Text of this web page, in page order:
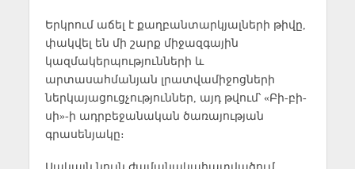
Երկրում աճել է քաղբանտարկյալների թիվը,
փակվել են մի շարք միջազգային
կազմակերպությունների և
արտասահմանյան լրատվամիջոցների
ներկայացուցչություններ, այդ թվում՝ «Բի-բի-
սի»-ի ադրբեջանական ծառայության
գրասենյակը։